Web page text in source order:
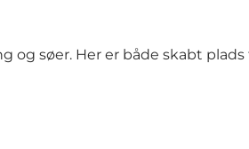
og søer. Her er både skabt